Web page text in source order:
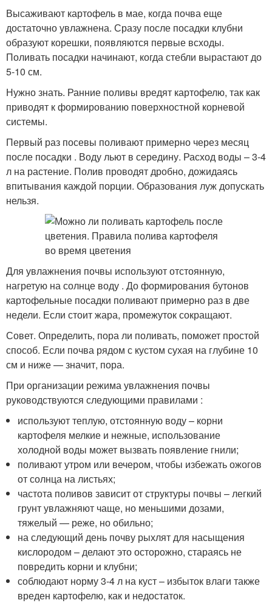
Высаживают картофель в мае, когда почва еще
достаточно увлажнена. Сразу после посадки клубни
образуют корешки, появляются первые всходы.
Поливать посадки начинают, когда стебли вырастают до
5-10 см.
Нужно знать. Ранние поливы вредят картофелю, так как
приводят к формированию поверхностной корневой
системы.
Первый раз посевы поливают примерно через месяц
после посадки . Воду льют в середину. Расход воды – 3-4
л на растение. Полив проводят дробно, дожидаясь
впитывания каждой порции. Образования луж допускать
нельзя.
Для увлажнения почвы используют отстоянную,
нагретую на солнце воду . До формирования бутонов
картофельные посадки поливают примерно раз в две
недели. Если стоит жара, промежуток сокращают.
Совет. Определить, пора ли поливать, поможет простой
способ. Если почва рядом с кустом сухая на глубине 10
см и ниже — значит, пора.
При организации режима увлажнения почвы
руководствуются следующими правилами :
используют теплую, отстоянную воду – корни
картофеля мелкие и нежные, использование
холодной воды может вызвать появление гнили;
поливают утром или вечером, чтобы избежать ожогов
от солнца на листьях;
частота поливов зависит от структуры почвы – легкий
грунт увлажняют чаще, но меньшими дозами,
тяжелый — реже, но обильно;
на следующий день почву рыхлят для насыщения
кислородом – делают это осторожно, стараясь не
повредить корни и клубни;
соблюдают норму 3-4 л на куст – избыток влаги также
вреден картофелю, как и недостаток.